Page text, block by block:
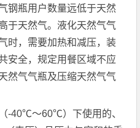
钢瓶用户数量远低于天然
于天然气。液化天然气气
时，需要加热和减压，装
安全，规定用餐区域不应
然气气瓶及压缩天然气气
-40℃～60℃）下使用的、